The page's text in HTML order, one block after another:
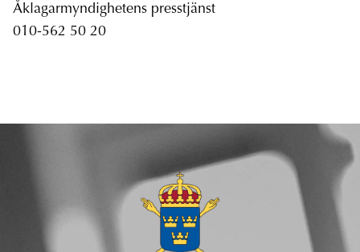
Åklagarmyndighetens presstjänst
010-562 50 20